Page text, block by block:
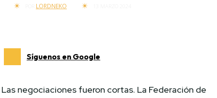
LORDNEKO
Síguenos en Google
Las negociaciones fueron cortas. La Federación de